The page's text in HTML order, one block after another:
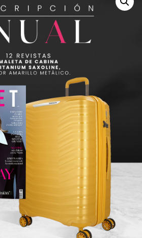
para llevar más carga
polipropileno y tecnología
Saxoline es una buena
necesitan moverse rápido, con
de más. Perfecta para
entra sin problema
y resiste el uso
ahora con la suscripción
Hasta agotar stock.
saxoline.cl
| Instagram:
a
o al +56 9 4432 4256